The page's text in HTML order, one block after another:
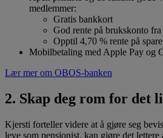
medlemmer:
Gratis bankkort
God rente på brukskonto
Opptil 4,70 % rente på
Mobilbetaling med Apple Pay og
Lær mer om OBOS-banken
2. Skap deg rom for det
Kjersti forteller videre at å gjøre seg
leve som pensjonist, kan gjøre det